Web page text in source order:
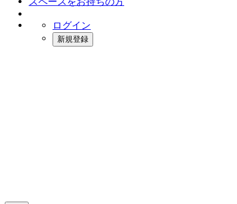
ログイン
新規登録